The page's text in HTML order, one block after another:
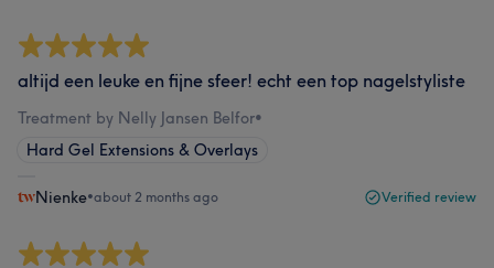
altijd een leuke en fijne sfeer! echt een top nagelstyliste
Treatment by Nelly Jansen Belfor•
Hard Gel Extensions & Overlays
Nienke•about 2 months ago Verified review